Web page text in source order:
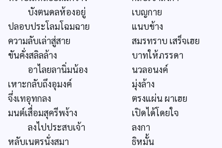
บังตนดลห้องอยู่
เบญกาย
ปลอบประโลมโฉมฉาย
แนบข้าง
ความลับเล่าสู่สาย
สมรทราบ เสร็จเฮย
ขันคั่งสลิลล้าง
บาทให้ภรรดา
อาไลยลานิ่มน้อง
นวลอนงค์
เหาะกลับถึงอุมงค์
มุ่งล้าง
จึ่งเทอุทกลง
ตรงแผ่น ผาเฮย
มนต์เสื่อมสุครีพง้าง
เปิดได้โดยใจ
ลงไปประสบเจ้า
ลงกา
หลับเนตรนั่งสมา
ธิหมั้น